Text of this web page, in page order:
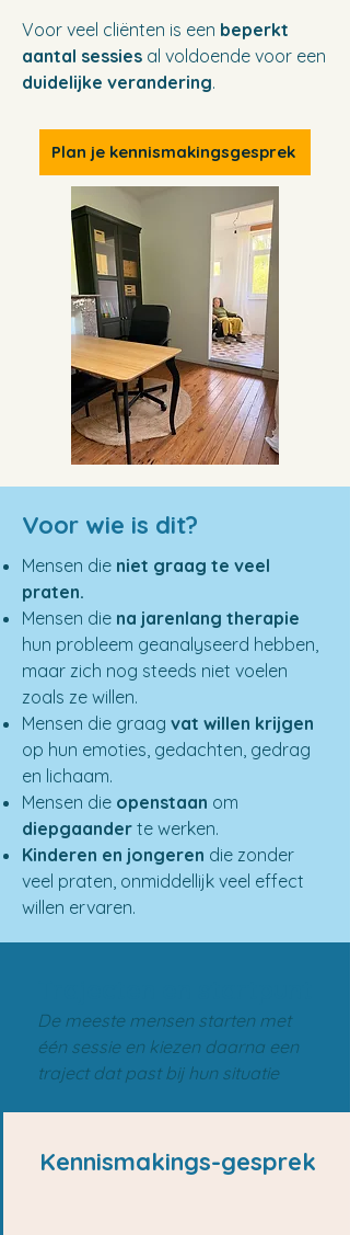
Voor veel cliënten is een beperkt
aantal sessies al voldoende voor een
duidelijke verandering.
Plan je kennismakingsgesprek
Voor wie is dit?
Mensen die niet graag te veel
praten.
Mensen die na jarenlang therapie
hun probleem geanalyseerd hebben,
maar zich nog steeds niet voelen
zoals ze willen.
Mensen die graag vat willen krijgen
op hun emoties, gedachten, gedrag
en lichaam.
Mensen die openstaan om
diepgaander te werken.
Kinderen en jongeren die zonder
veel praten, onmiddellijk veel effect
willen ervaren.
De meeste mensen starten met
één sessie en kiezen daarna een
traject dat past bij hun situatie
Kennismakings-gesprek